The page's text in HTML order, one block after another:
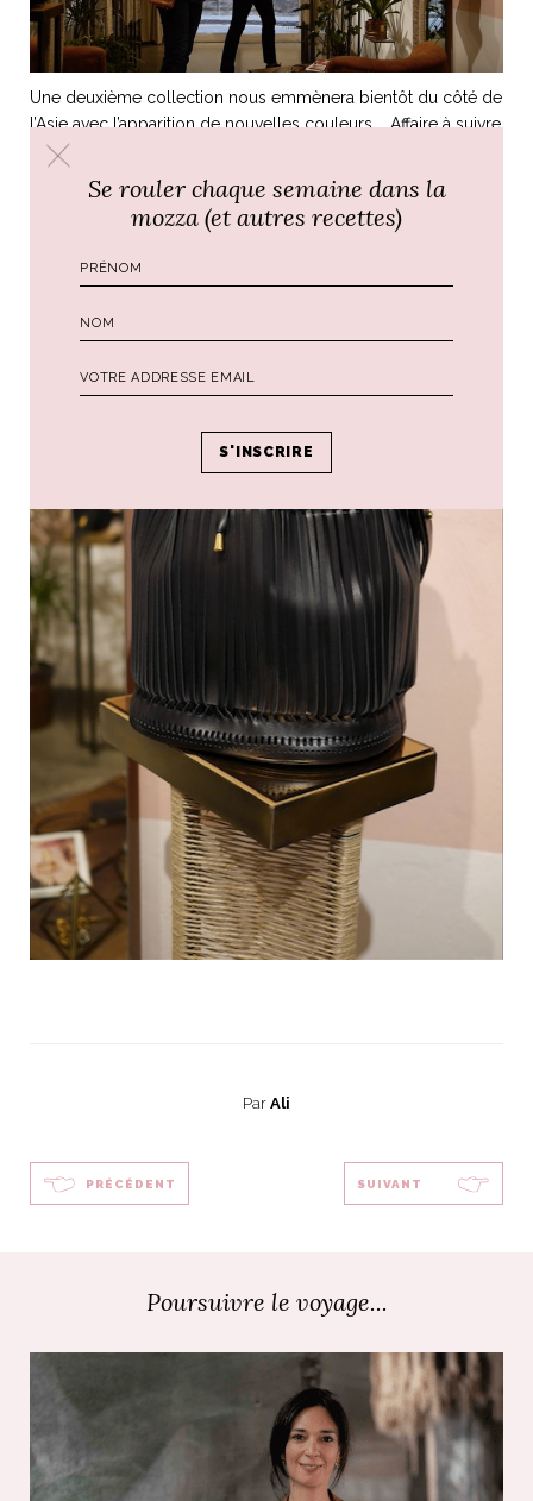
Une deuxième collection nous emmènera bientôt du côté de
l’Asie avec l’apparition de nouvelles couleurs … Affaire à suivre
Par Ali
PRÉCÉDENT SUIVANT
Poursuivre le voyage...
Se rouler chaque semaine dans la
mozza (et autres recettes)